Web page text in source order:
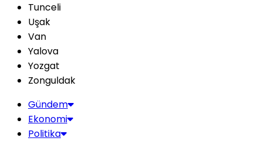
Tunceli
Uşak
Van
Yalova
Yozgat
Zonguldak
Gündem
Ekonomi
Politika